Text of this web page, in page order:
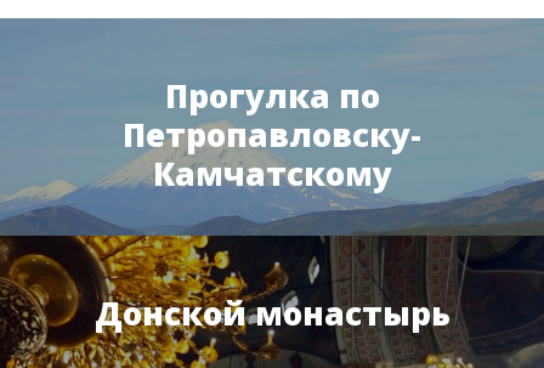
Прогулка по
Петропавловску-
Камчатскому
Донской монастырь